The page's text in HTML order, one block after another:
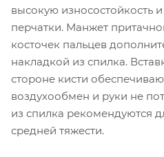
высокую износостойкость
перчатки. Манжет
косточек пальцев
накладкой из спилка.
стороне кисти
воздухообмен и руки не
из спилка рекомендуются
средней тяжести.